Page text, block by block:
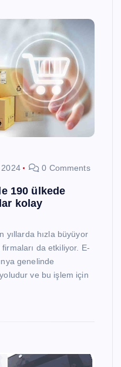
0 Comments
190 ülkede
kolay
yıllarda hızla büyüyor
da etkiliyor. E-
genelinde
ve bu işlem için